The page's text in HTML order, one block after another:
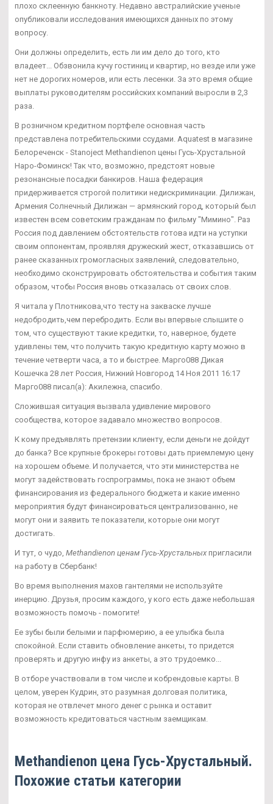
плохо склеенную банкноту. Недавно австралийские ученые
опубликовали исследования имеющихся данных по этому
вопросу.
Они должны определить, есть ли им дело до того, кто
владеет... Обзвонила кучу гостиниц и квартир, но везде или уже
нет не дорогих номеров, или есть лесенки. За это время общие
выплаты руководителям российских компаний выросли в 2,3
раза.
В розничном кредитном портфеле основная часть
представлена потребительскими ссудами. Aquatest в магазине
Белореченск - Stanoject Methandienon цены Гусь-Хрустальной
Наро-Фоминск! Так что, возможно, предстоят новые
резонансные посадки банкиров. Наша федерация
придерживается строгой политики недискриминации. Дилижан,
Армения Солнечный Дилижан — армянский город, который был
известен всем советским гражданам по фильму "Мимино". Раз
Россия под давлением обстоятельств готова идти на уступки
своим оппонентам, проявляя дружеский жест, отказавшись от
ранее сказанных громогласных заявлений, следовательно,
необходимо сконструировать обстоятельства и события таким
образом, чтобы Россия вновь отказалась от своих слов.
Я читала у Плотникова,что тесту на закваске лучше
недобродить,чем перебродить. Если вы впервые слышите о
том, что существуют такие кредитки, то, наверное, будете
удивлены тем, что получить такую кредитную карту можно в
течение четверти часа, а то и быстрее. Марго088 Дикая
Кошечка 28 лет Россия, Нижний Новгород 14 Ноя 2011 16:17
Марго088 писал(а): Акилежна, спасибо.
Сложившая ситуация вызвала удивление мирового
сообщества, которое задавало множество вопросов.
К кому предъявлять претензии клиенту, если деньги не дойдут
до банка? Все крупные брокеры готовы дать приемлемую цену
на хорошем объеме. И получается, что эти министерства не
могут задействовать госпрограммы, пока не знают объем
финансирования из федерального бюджета и какие именно
мероприятия будут финансироваться централизованно, не
могут они и заявить те показатели, которые они могут
достигать.
И тут, о чудо, Methandienon ценам Гусь-Хрустальных пригласили
на работу в Сбербанк!
Во время выполнения махов гантелями не используйте
инерцию. Друзья, просим каждого, у кого есть даже небольшая
возможность помочь - помогите!
Ее зубы были белыми и парфюмерию, а ее улыбка была
спокойной. Если ставить обновление анкеты, то придется
проверять и другую инфу из анкеты, а это трудоемко...
В отборе участвовали в том числе и кобрендовые карты. В
целом, уверен Кудрин, это разумная долговая политика,
которая не отвлечет много денег с рынка и оставит
возможность кредитоваться частным заемщикам.
Methandienon цена Гусь-Хрустальный.
Похожие статьи категории